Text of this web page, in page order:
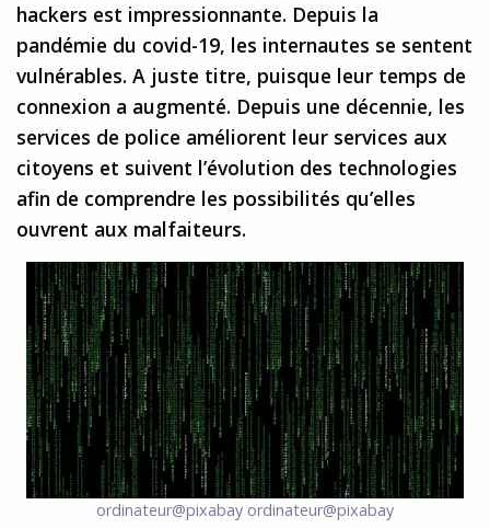
hackers est impressionnante. Depuis la
pandémie du covid-19, les internautes se sentent
vulnérables. A juste titre, puisque leur temps de
connexion a augmenté. Depuis une décennie, les
services de police améliorent leur services aux
citoyens et suivent l’évolution des technologies
afin de comprendre les possibilités qu’elles
ouvrent aux malfaiteurs.
ordinateur@pixabay ordinateur@pixabay